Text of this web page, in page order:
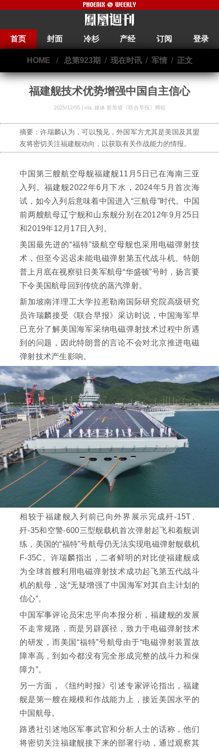
首页 封面 冷杉 产经 订阅 登录
HOME / 总第923期 / 现在时讯/ 军情/ 正文
福建舰技术优势增强中国自主信心
2025/12/05 | via. 媒体 新加坡《联合早报》网站
摘要：许瑞麟认为，可以预见，外国军方尤其是美国及其盟
友将密切关注福建舰动向，以获取有关作战能力的情报。
中国第三艘航空母舰福建舰11月5日已在海南三亚
入列。福建舰2022年6月下水，2024年5月首次海
试，如今入列后意味着中国进入“三航母”时代。中国
前两艘航母辽宁舰和山东舰分别在2012年9月25日
和2019年12月17日入列。
美国最先进的“福特”级航空母舰也采用电磁弹射技
术，但至今迟迟未能电磁弹射第五代战斗机。特朗
普上月底在视察驻日美军航母“华盛顿”号时，扬言要
下令美国航母回到传统的蒸汽弹射。
新加坡南洋理工大学拉惹勒南国际研究院高级研究
员许瑞麟接受《联合早报》采访时说，中国海军早
已充分了解美国海军采纳电磁弹射技术过程中所遇
到的问题，因此特朗普的言论不会对北京推进电磁
弹射技术产生影响。
相较于福建舰入列前已向外界展示完成歼-15T、
歼-35和空警-600三型舰载机首次弹射起飞和着舰训
练，美国的“福特”号航母仍无法实现电磁弹射舰载机
F-35C。许瑞麟指出，二者鲜明的对比使福建舰成
为全球首艘利用电磁弹射技术成功起飞第五代战斗
机的航母，这“无疑增强了中国海军对其自主计划的
信心”。
中国军事评论员宋忠平向本报分析，福建舰的发展
不走常规路，而是另辟蹊径，致力于电磁弹射技术
的研发，而美国“福特”号航母由于“电磁弹射装置故
障率高，到如今都没有完全形成完整的战斗力和保
障力”。
另一方面，《纽约时报》引述专家评论指出，福建
舰是第一艘在规模和作战能力上，接近美国水平的
中国航母。
路透社引述地区军事武官和分析人士的话称，他们
将密切关注福建舰接下来的部署行动，通过观察其